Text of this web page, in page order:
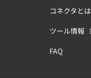
コネクタとは
ツール情報
FAQ